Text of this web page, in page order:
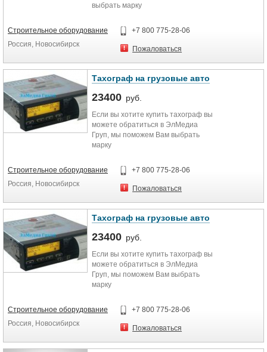
выбрать марку
всегда в наличии. Хорошая цена и
возможность приобрести в любом
Строительное оборудование
Россия, Новосибирск
+7 800 775-28-06
Пожаловаться
Тахограф на грузовые авто
23400 руб.
Если вы хотите купить тахограф вы
можете обратиться в ЭлМедиа
Груп, мы поможем Вам выбрать
марку
всегда в наличии. Хорошая цена и
возможность приобрести в любом
Строительное оборудование
Россия, Новосибирск
+7 800 775-28-06
Пожаловаться
Тахограф на грузовые авто
23400 руб.
Если вы хотите купить тахограф вы
можете обратиться в ЭлМедиа
Груп, мы поможем Вам выбрать
марку
всегда в наличии. Хорошая цена и
возможность приобрести в любом
Строительное оборудование
Россия, Новосибирск
+7 800 775-28-06
Пожаловаться